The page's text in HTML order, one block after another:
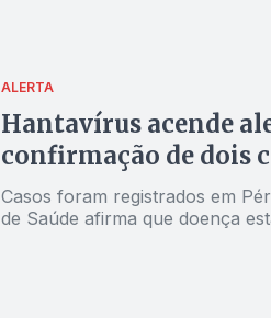
ALERTA
Hantavírus acende
confirmação de dois
Casos foram registrados em
de Saúde afirma que doença